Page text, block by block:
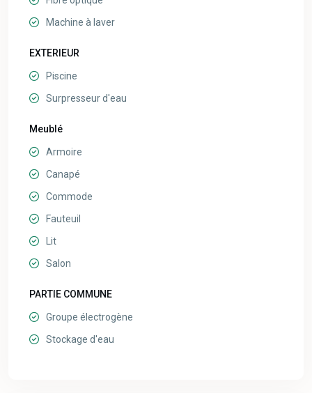
Machine à laver
EXTERIEUR
Piscine
Surpresseur d'eau
Meublé
Armoire
Canapé
Commode
Fauteuil
Lit
Salon
PARTIE COMMUNE
Groupe électrogène
Stockage d'eau